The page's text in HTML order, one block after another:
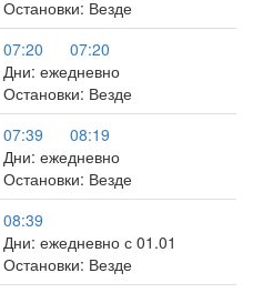
Остановки: Везде
07:20
07:20
Дни: ежедневно
Остановки: Везде
07:39
08:19
Дни: ежедневно
Остановки: Везде
08:39
Дни: ежедневно с 01.01
Остановки: Везде